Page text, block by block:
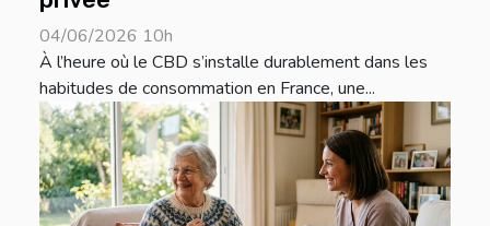
04/06/2026 10h
À l’heure où le CBD s’installe durablement dans les
habitudes de consommation en France, une...